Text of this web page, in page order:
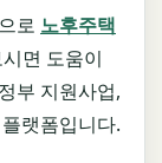
로 노후주택
면 도움이
부 지원사업,
랫폼입니다.